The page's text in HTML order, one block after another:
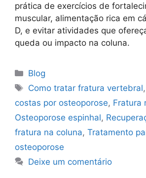
prática de exercícios de
muscular, alimentação rica em
D, e evitar atividades que
queda ou impacto na coluna.
Blog
Como tratar fratura vertebral,
costas por osteoporose, Fratura
Osteoporose espinhal,
fratura na coluna, Tratamento
osteoporose
Deixe um comentário